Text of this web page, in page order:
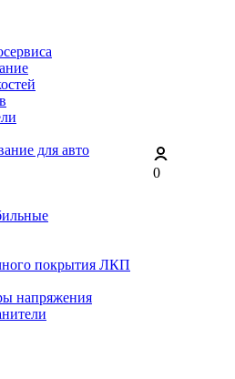
для авто
покрытия ЛКП
напряжения
0